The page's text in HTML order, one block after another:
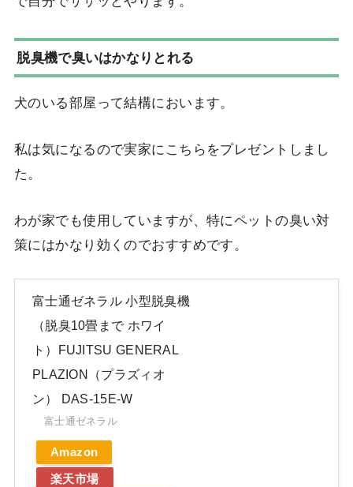
脱臭機で臭いはかなりとれる
犬のいる部屋って結構においます。
私は気になるので実家にこちらをプレゼントしまし
た。
わが家でも使用していますが、特にペットの臭い対
策にはかなり効くのでおすすめです。
富士通ゼネラル 小型脱臭機
（脱臭10畳まで ホワイ
ト）FUJITSU GENERAL
PLAZION（プラズィオ
ン） DAS-15E-W
富士通ゼネラル
Amazon
楽天市場